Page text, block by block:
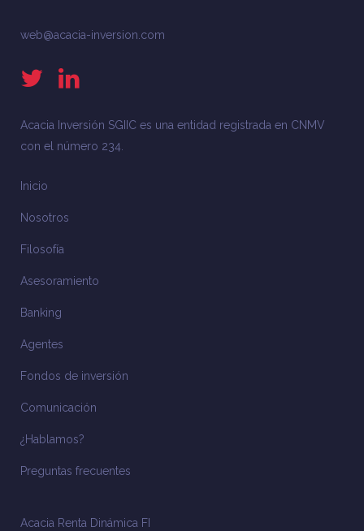
web@acacia-inversion.com
Acacia Inversión SGIIC es una entidad registrada en CNMV
con el número 234.
Inicio
Nosotros
Filosofía
Asesoramiento
Banking
Agentes
Fondos de inversión
Comunicación
¿Hablamos?
Preguntas frecuentes
Acacia Renta Dinámica FI